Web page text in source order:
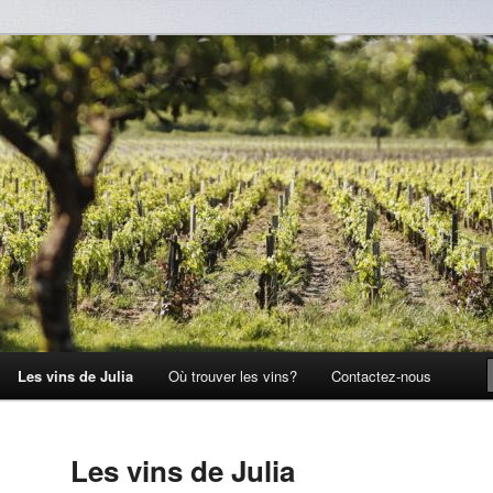
Les vins de Julia Où trouver les vins? Contactez-nous
Les vins de Julia